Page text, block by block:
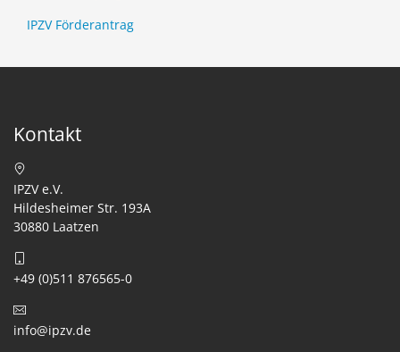
IPZV Förderantrag
Kontakt
IPZV e.V.
Hildesheimer Str. 193A
30880 Laatzen
+49 (0)511 876565-0
info@ipzv.de